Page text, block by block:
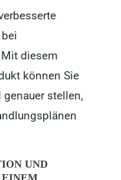
diesem
können Sie
stellen,
UND
EINEM